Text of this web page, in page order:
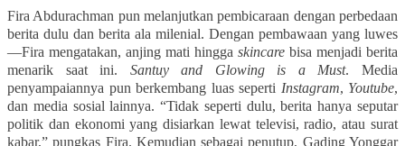
Fira Abdurachman pun melanjutkan pembicaraan dengan perbedaan
berita dulu dan berita ala milenial. Dengan pembawaan yang luwes
—Fira mengatakan, anjing mati hingga skincare bisa menjadi berita
menarik saat ini. Santuy and Glowing is a Must. Media
penyampaiannya pun berkembang luas seperti Instagram, Youtube,
dan media sosial lainnya. “Tidak seperti dulu, berita hanya seputar
politik dan ekonomi yang disiarkan lewat televisi, radio, atau surat
kabar,” pungkas Fira. Kemudian sebagai penutup, Gading Yonggar